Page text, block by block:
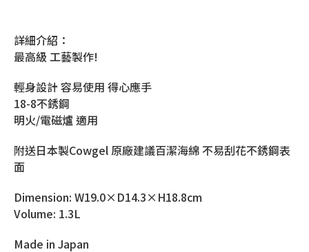
詳細介紹：
最高級 工藝製作!
輕身設計 容易使用 得心應手
18-8不銹鋼
明火/電磁爐 適用
附送日本製Cowgel 原廠建議百潔海綿 不易刮花不銹鋼表
面
Dimension: W19.0×D14.3×H18.8cm
Volume: 1.3L
Made in Japan